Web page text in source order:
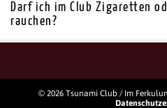
Darf ich im Club Zigaretten
rauchen?
© 2026 Tsunami Club / Im